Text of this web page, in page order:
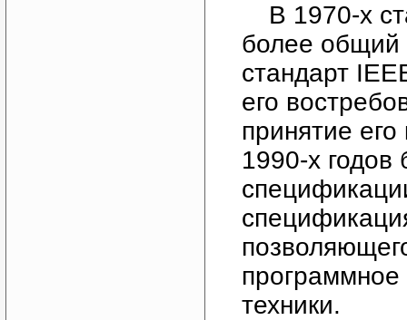
В 1970-х
более общий
стандарт
его
принятие
1990-х
техники.